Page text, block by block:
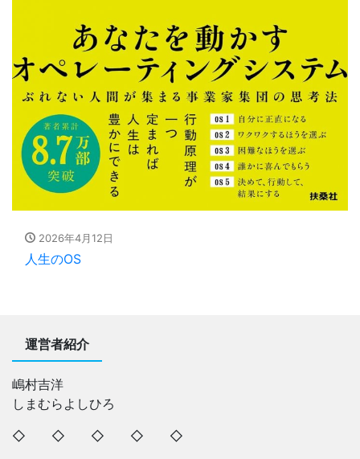
2026年4月12日
人生のOS
運営者紹介
嶋村吉洋
しまむらよしひろ
◇ ◇ ◇ ◇ ◇